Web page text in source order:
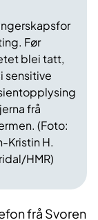
Før
blei tatt,
sensitive
frå
(Foto:
Kristin H.
HMR)
frå Svoren